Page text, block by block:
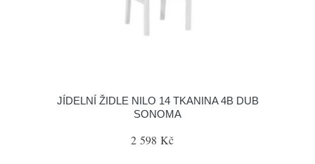
JÍDELNÍ ŽIDLE NILO 14 TKANINA 4B DUB
SONOMA
2 598 Kč